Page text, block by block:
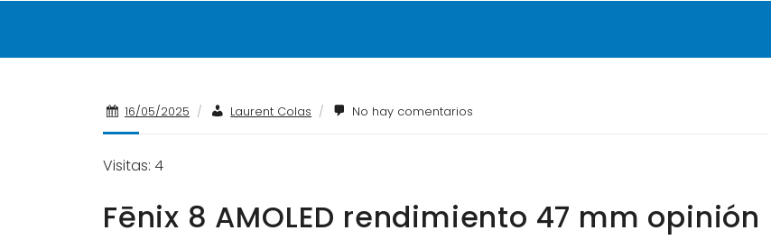
16/05/2025 / Laurent Colas / No hay comentarios
Visitas: 4
Fēnix 8 AMOLED rendimiento 47 mm opinión